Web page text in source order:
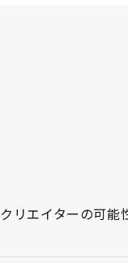
リエイターの可能